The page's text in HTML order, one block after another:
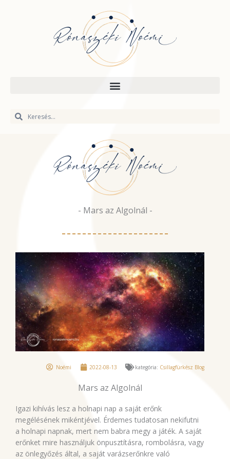
Keresés
Keresés
- Mars az Algolnál -
Noémi 2022-08-13 kategória: Csillagfürkész Blog
Mars az Algolnál
Igazi kihívás lesz a holnapi nap a saját erőnk
megélésének mikéntjével. Érdemes tudatosan nekifutni
a holnapi napnak, mert nem babra megy a játék. A saját
erőnket mire használjuk önpusztításra, rombolásra, vagy
az önlegyőzés által, a saját varázserőnkre való